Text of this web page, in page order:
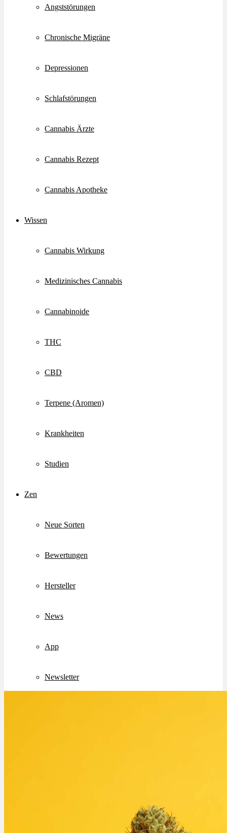
Angststörungen
Chronische Migräne
Depressionen
Schlafstörungen
Cannabis Ärzte
Cannabis Rezept
Cannabis Apotheke
Wissen
Cannabis Wirkung
Medizinisches Cannabis
Cannabinoide
THC
CBD
Terpene (Aromen)
Krankheiten
Studien
Zen
Neue Sorten
Bewertungen
Hersteller
News
App
Newsletter